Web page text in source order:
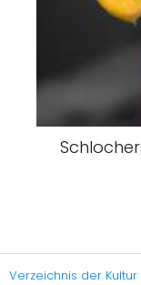
Verzeichnis der Kultur